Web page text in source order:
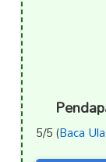
5/5 (Baca